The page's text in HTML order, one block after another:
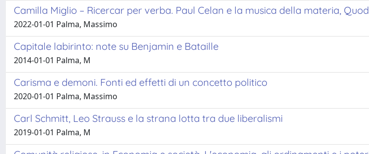
Camilla Miglio – Ricercar per verba. Paul Celan e la musica della materia,
2022-01-01 Palma, Massimo
Capitale labirinto: note su Benjamin e Bataille
2014-01-01 Palma, M
Carisma e demoni. Fonti ed effetti di un concetto politico
2020-01-01 Palma, Massimo
Carl Schmitt, Leo Strauss e la strana lotta tra due liberalismi
2019-01-01 Palma, M